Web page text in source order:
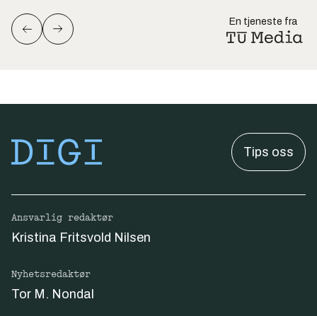
En tjeneste fra
Tips oss
Ansvarlig redaktør
Kristina Fritsvold Nilsen
Nyhetsredaktør
Tor M. Nondal